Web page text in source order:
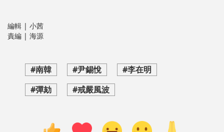
編輯 | 小茜
責編 | 海源
#南韓 #尹錫悅
#李在明
#彈劾
#戒嚴風波